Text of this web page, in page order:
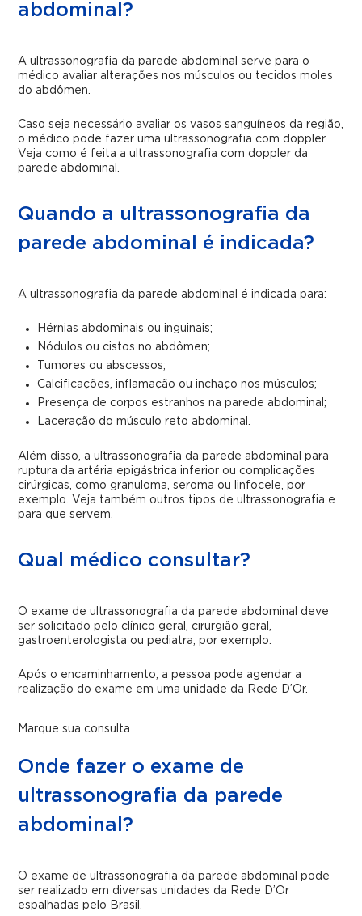
abdominal?
A ultrassonografia da parede abdominal serve para o
médico avaliar alterações nos músculos ou tecidos moles
do abdômen.
Caso seja necessário avaliar os vasos sanguíneos da região,
o médico pode fazer uma ultrassonografia com doppler.
Veja como é feita a ultrassonografia com doppler da
parede abdominal.
Quando a ultrassonografia da
parede abdominal é indicada?
A ultrassonografia da parede abdominal é indicada para:
Hérnias abdominais ou inguinais;
Nódulos ou cistos no abdômen;
Tumores ou abscessos;
Calcificações, inflamação ou inchaço nos músculos;
Presença de corpos estranhos na parede abdominal;
Laceração do músculo reto abdominal.
Além disso, a ultrassonografia da parede abdominal para
ruptura da artéria epigástrica inferior ou complicações
cirúrgicas, como granuloma, seroma ou linfocele, por
exemplo. Veja também outros tipos de ultrassonografia e
para que servem.
Qual médico consultar?
O exame de ultrassonografia da parede abdominal deve
ser solicitado pelo clínico geral, cirurgião geral,
gastroenterologista ou pediatra, por exemplo.
Após o encaminhamento, a pessoa pode agendar a
realização do exame em uma unidade da Rede D’Or.
Marque sua consulta
Onde fazer o exame de
ultrassonografia da parede
abdominal?
O exame de ultrassonografia da parede abdominal pode
ser realizado em diversas unidades da Rede D’Or
espalhadas pelo Brasil.